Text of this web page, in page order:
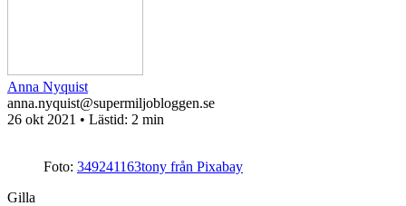
Anna Nyquist
anna.nyquist@supermiljobloggen.se
26 okt 2021 • Lästid: 2 min
Foto: 349241163tony från Pixabay
Gilla